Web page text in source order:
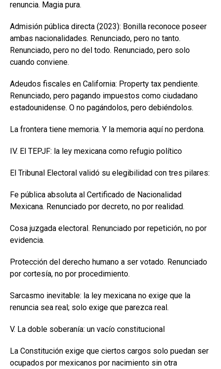
renuncia. Magia pura.
Admisión pública directa (2023): Bonilla reconoce poseer
ambas nacionalidades. Renunciado, pero no tanto.
Renunciado, pero no del todo. Renunciado, pero solo
cuando conviene.
Adeudos fiscales en California: Property tax pendiente.
Renunciado, pero pagando impuestos como ciudadano
estadounidense. O no pagándolos, pero debiéndolos.
La frontera tiene memoria. Y la memoria aquí no perdona.
IV. El TEPJF: la ley mexicana como refugio político
El Tribunal Electoral validó su elegibilidad con tres pilares:
Fe pública absoluta al Certificado de Nacionalidad
Mexicana. Renunciado por decreto, no por realidad.
Cosa juzgada electoral. Renunciado por repetición, no por
evidencia.
Protección del derecho humano a ser votado. Renunciado
por cortesía, no por procedimiento.
Sarcasmo inevitable: la ley mexicana no exige que la
renuncia sea real; solo exige que parezca real.
V. La doble soberanía: un vacío constitucional
La Constitución exige que ciertos cargos solo puedan ser
ocupados por mexicanos por nacimiento sin otra